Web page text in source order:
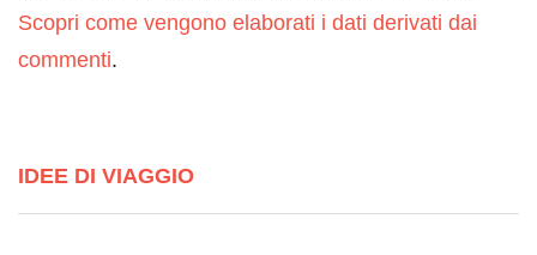
Scopri come vengono elaborati i dati derivati dai
commenti.
IDEE DI VIAGGIO